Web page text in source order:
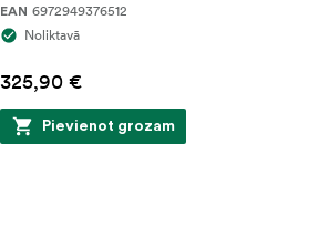
EAN 6972949376512
Noliktavā
325,90 €
Pievienot grozam